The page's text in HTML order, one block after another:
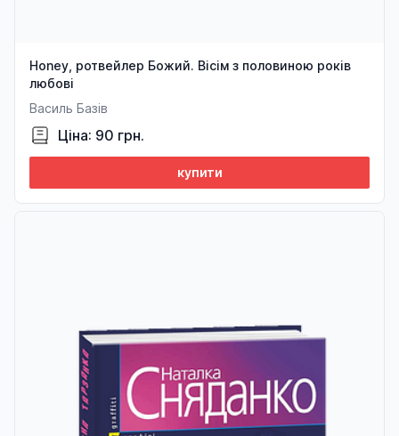
Honey, ротвейлер Божий. Вісім з половиною років
любові
Василь Базів
Ціна: 90 грн.
купити